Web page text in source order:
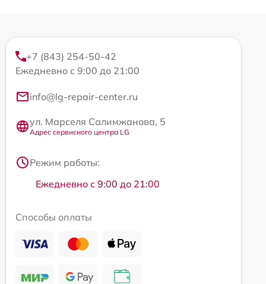
+7 (843) 254-50-42
Ежедневно с 9:00 до 21:00
info@lg-repair-center.ru
ул. Марселя Салимжанова, 5
Адрес сервисного центра LG
Режим работы:
Ежедневно с 9:00 до 21:00
Способы оплаты